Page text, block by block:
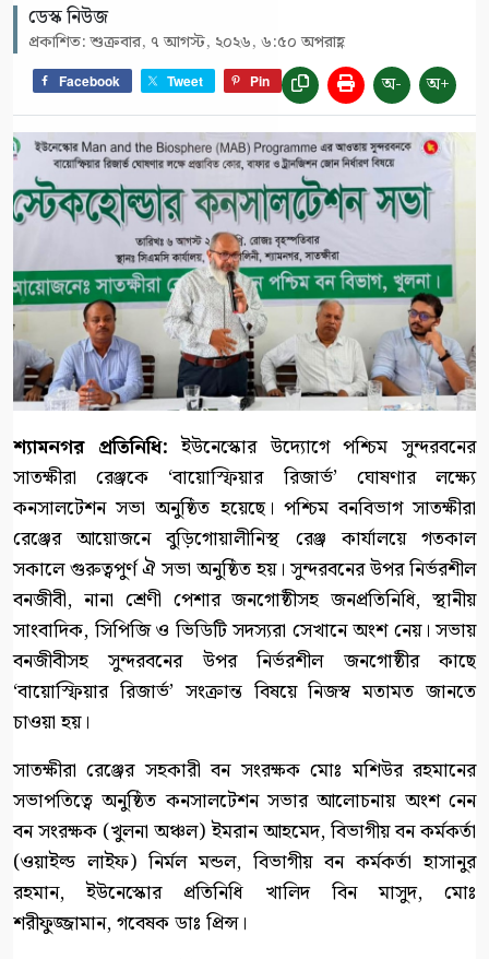
ডেস্ক নিউজ
প্রকাশিত: শুক্রবার, ৭ আগস্ট, ২০২৬, ৬:৫০ অপরাহ্ণ
Facebook Tweet Pin অ- অ+
শ্যামনগর প্রতিনিধি: ইউনেস্কোর উদ্যোগে পশ্চিম সুন্দরবনের
সাতক্ষীরা রেঞ্জকে ‘বায়োস্ফিয়ার রিজার্ভ’ ঘোষণার লক্ষ্যে
কনসালটেশন সভা অনুষ্ঠিত হয়েছে। পশ্চিম বনবিভাগ সাতক্ষীরা
রেঞ্জের আয়োজনে বুড়িগোয়ালীনিস্থ রেঞ্জ কার্যালয়ে গতকাল
সকালে গুরুত্বপুর্ণ ঐ সভা অনুষ্ঠিত হয়। সুন্দরবনের উপর নির্ভরশীল
বনজীবী, নানা শ্রেণী পেশার জনগোষ্ঠীসহ জনপ্রতিনিধি, স্থানীয়
সাংবাদিক, সিপিজি ও ভিডিটি সদস্যরা সেখানে অংশ নেয়। সভায়
বনজীবীসহ সুন্দরবনের উপর নির্ভরশীল জনগোষ্ঠীর কাছে
‘বায়োস্ফিয়ার রিজার্ভ’ সংক্রান্ত বিষয়ে নিজস্ব মতামত জানতে
চাওয়া হয়।
সাতক্ষীরা রেঞ্জের সহকারী বন সংরক্ষক মোঃ মশিউর রহমানের
সভাপতিত্বে অনুষ্ঠিত কনসালটেশন সভার আলোচনায় অংশ নেন
বন সংরক্ষক (খুলনা অঞ্চল) ইমরান আহমেদ, বিভাগীয় বন কর্মকর্তা
(ওয়াইল্ড লাইফ) নির্মল মন্ডল, বিভাগীয় বন কর্মকর্তা হাসানুর
রহমান, ইউনেস্কোর প্রতিনিধি খালিদ বিন মাসুদ, মোঃ
শরীফুজ্জামান, গবেষক ডাঃ প্রিন্স।